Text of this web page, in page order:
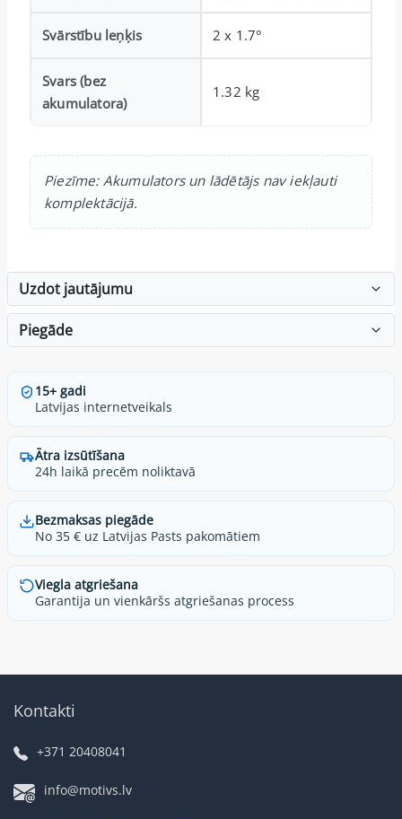
Svārstību leņķis 2 x 1.7°
Svars (bez
akumulatora)
1.32 kg
Piezīme: Akumulators un lādētājs nav iekļauti
komplektācijā.
Uzdot jautājumu
Piegāde
15+ gadi
Latvijas internetveikals
Ātra izsūtīšana
24h laikā precēm noliktavā
Bezmaksas piegāde
No 35 € uz Latvijas Pasts pakomātiem
Viegla atgriešana
Garantija un vienkāršs atgriešanas process
Kontakti
+371 20408041
info@motivs.lv